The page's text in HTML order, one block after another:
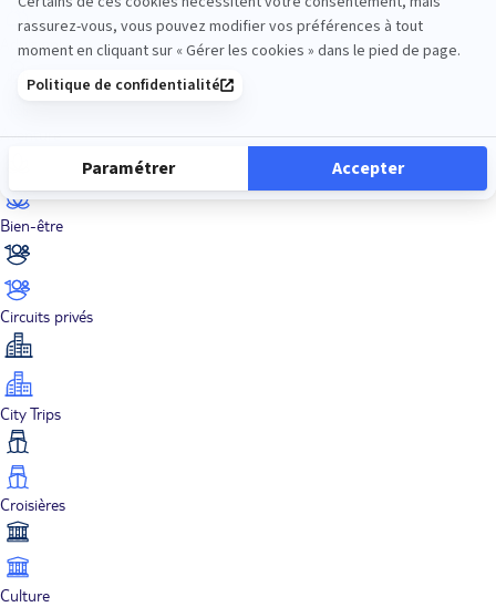
Adult only
Aventure
Bien-être
Circuits privés
City Trips
Croisières
Culture